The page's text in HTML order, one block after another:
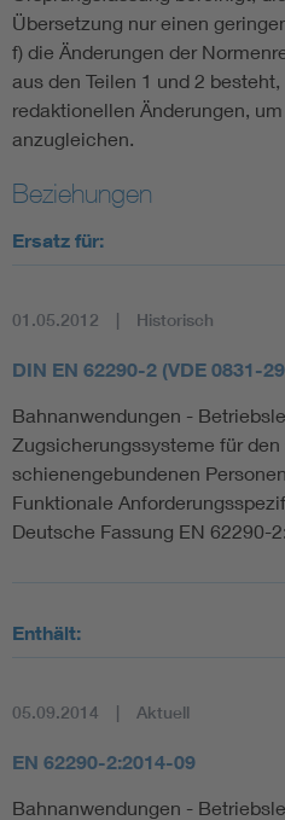
Übersetzung nur einen
f) die Änderungen der
aus den Teilen 1 und 2
redaktionellen Änderungen,
anzugleichen.
Beziehungen
Ersatz für:
01.05.2012 Historisch
DIN EN 62290-2 (VDE 0831-
Bahnanwendungen -
Zugsicherungssysteme für
schienengebundenen
Funktionale
Deutsche Fassung EN 62290-
Enthält:
05.09.2014 Aktuell
EN 62290-2:2014-09
Bahnanwendungen -